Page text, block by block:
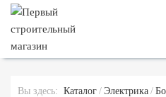
Вы здесь: Каталог Электрика